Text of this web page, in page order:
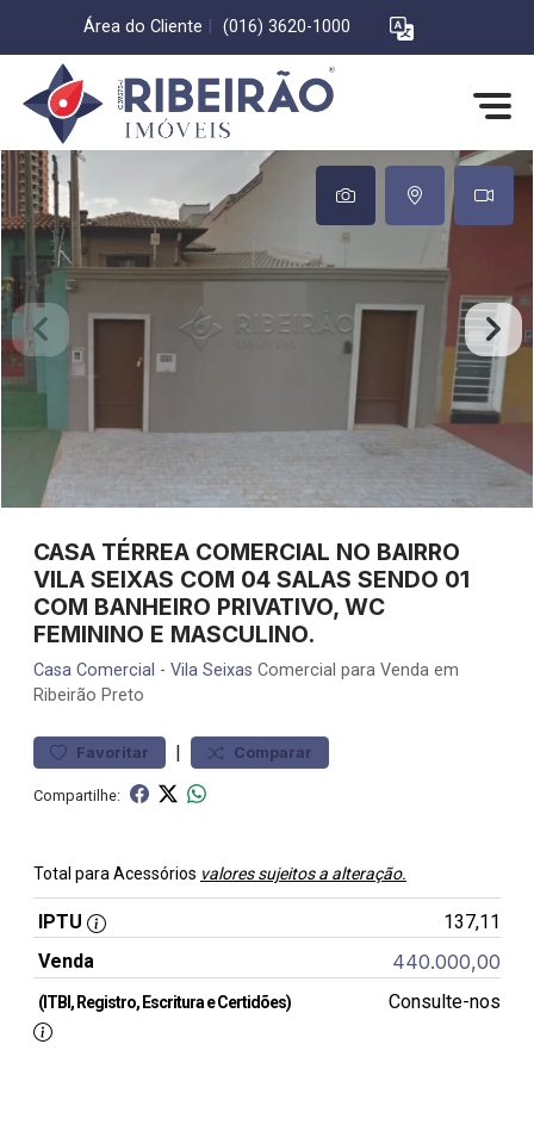
Área do Cliente (016) 3620-1000
CASA TÉRREA COMERCIAL NO BAIRRO
VILA SEIXAS COM 04 SALAS SENDO 01
COM BANHEIRO PRIVATIVO, WC
FEMININO E MASCULINO.
Casa Comercial - Vila Seixas Comercial para Venda em
Ribeirão Preto
Favoritar | Comparar
Compartilhe:
Total para Acessórios valores sujeitos a alteração.
IPTU
137,11
Venda
440.000,00
(ITBI, Registro, Escritura e Certidões) Consulte-nos